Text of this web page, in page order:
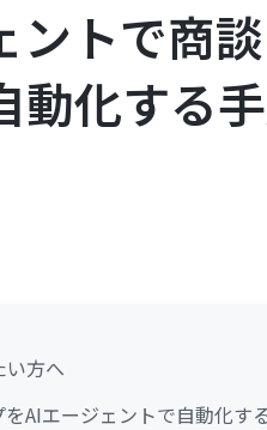
ントで商
動化する
い方へ
AIエージェントで自動化す